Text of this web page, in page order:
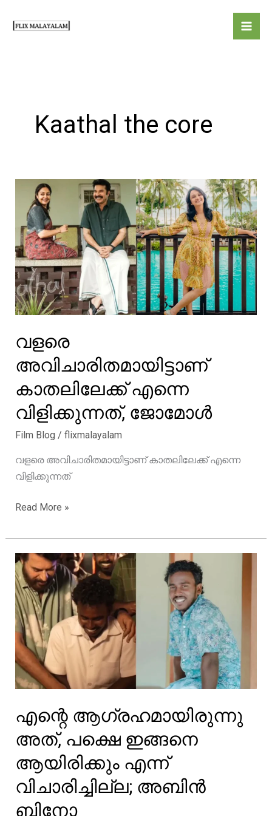
Kaathal the core
വളരെ
അവിചാരിതമായിട്ടാണ്
കാതലിലേക്ക് എന്നെ
വിളിക്കുന്നത്, ജോമോൾ
Film Blog / flixmalayalam
വളരെ അവിചാരിതമായിട്ടാണ് കാതലിലേക്ക് എന്നെ
വിളിക്കുന്നത്
വളരെ
കാതലിലേക്ക്
എന്നെ
വിളിക്കുന്നത്,
ജോമോൾ
Read More »
എന്റെ ആഗ്രഹമായിരുന്നു
അത്, പക്ഷെ ഇങ്ങനെ
ആയിരിക്കും എന്ന്
വിചാരിച്ചില്ല; അബിൻ
ബിനോ